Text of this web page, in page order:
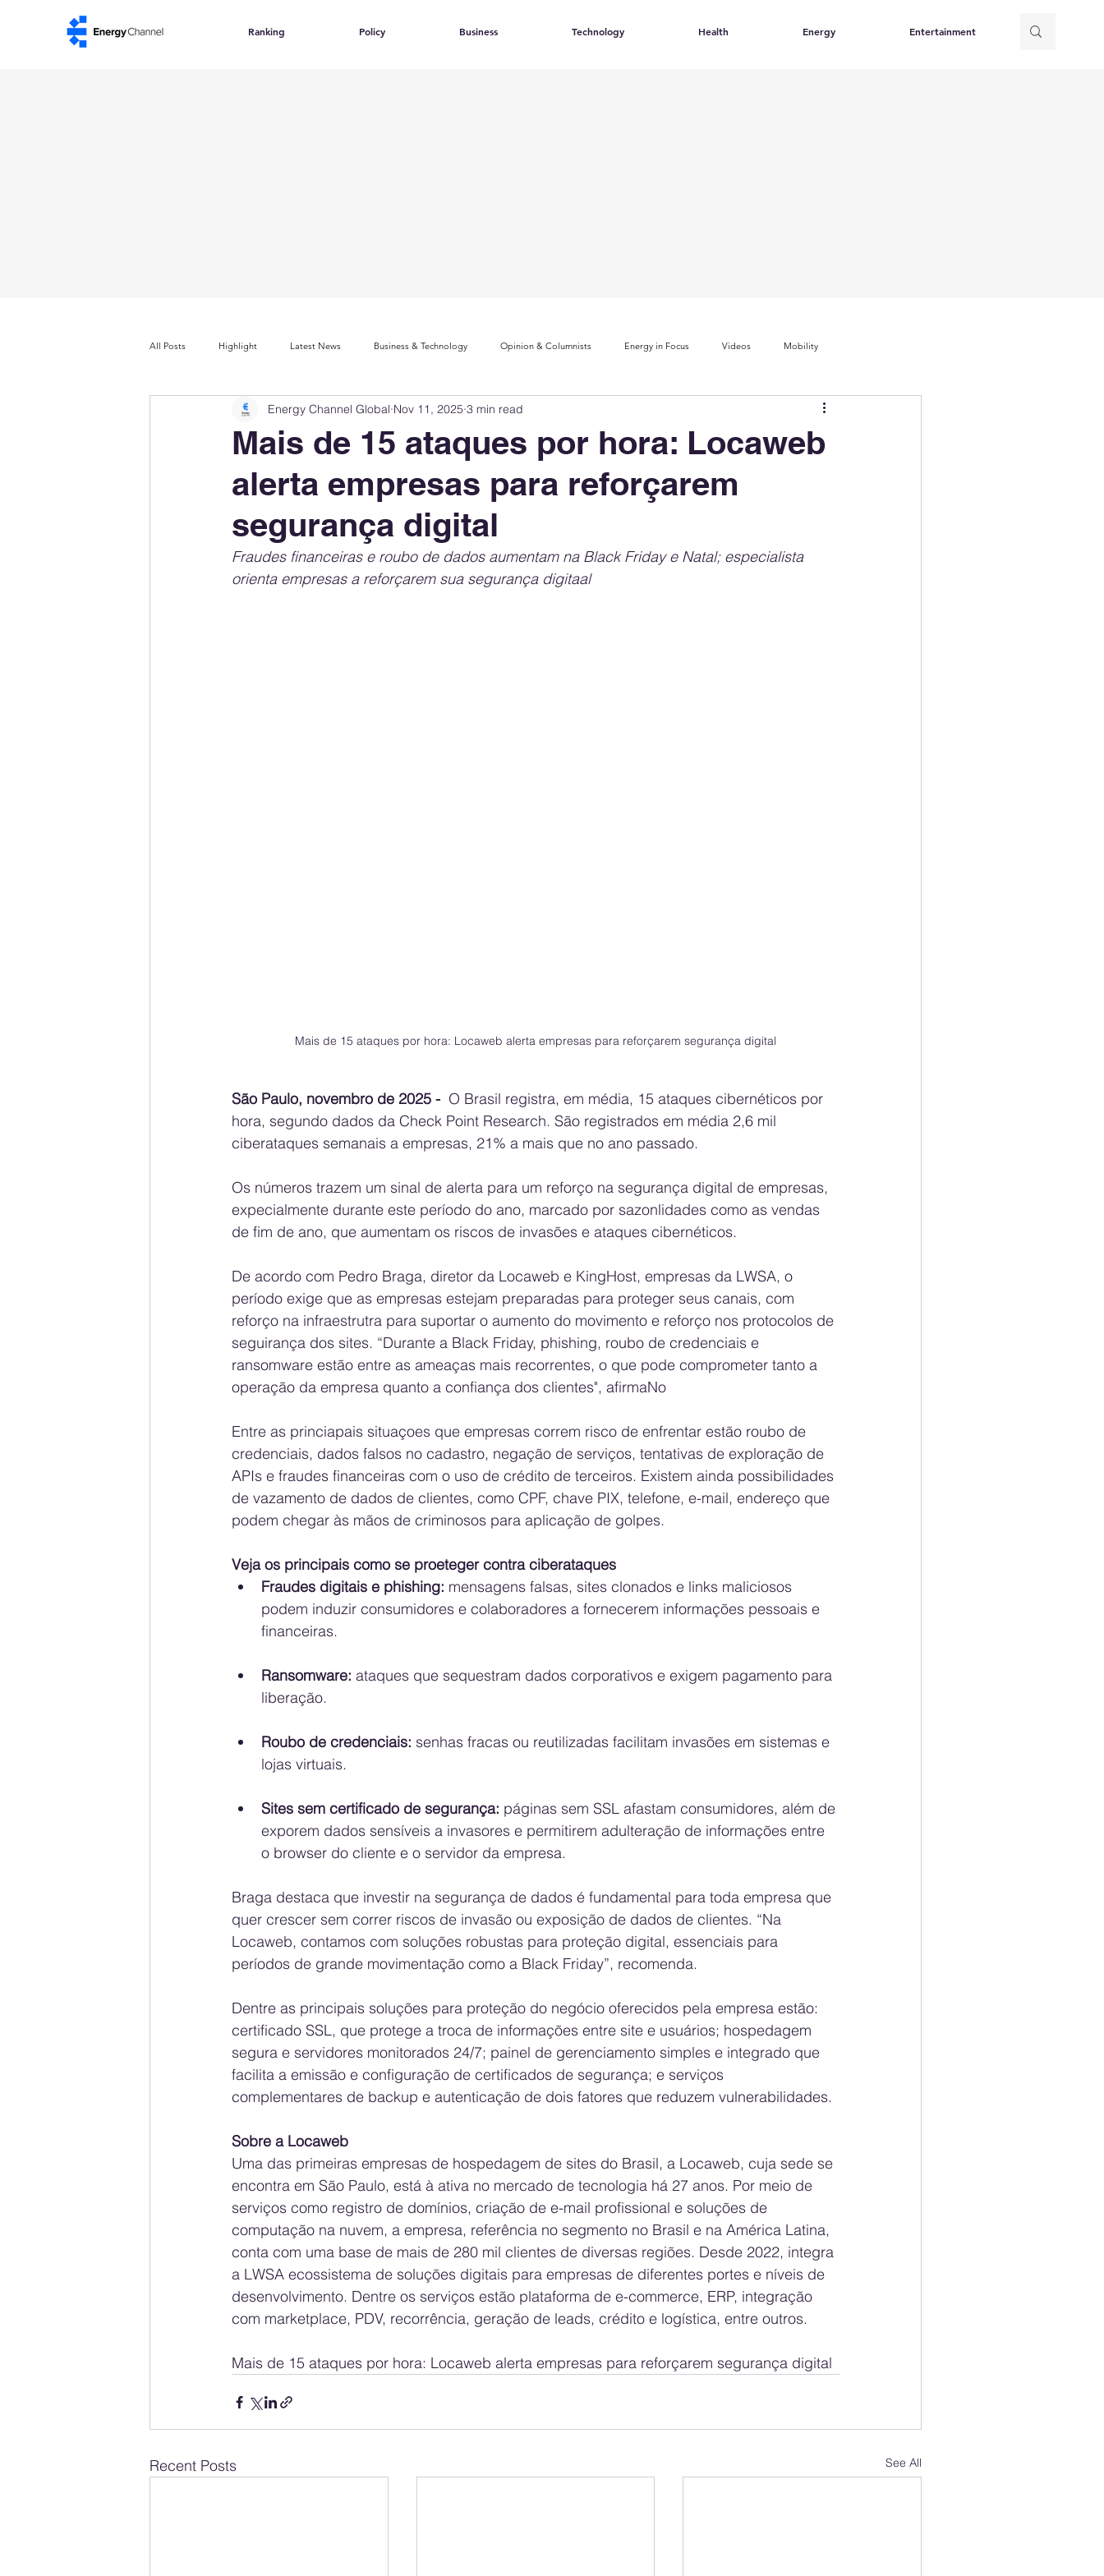
Ranking Policy Business Technology Health Energy Entertainment
All Posts Highlight Latest News Business & Technology Opinion & Columnists Energy in Focus Videos Mobility
Company Rankings Market Leaders Innovation Index Sustainability & ESG Index Electric Mobility Ranking
Energy Storage Ranking United States Policy Public Policy Energy Policy Brand Perception Consumer Choice
International Relations
Mais de 15 ataques por hora: Locaweb
alerta empresas para reforçarem
segurança digital
Energy Channel Global Nov 11, 2025 3 min read
Fraudes financeiras e roubo de dados aumentam na Black Friday e Natal; especialista
orienta empresas a reforçarem sua segurança digitaal
Mais de 15 ataques por hora: Locaweb alerta empresas para reforçarem segurança digital
São Paulo, novembro de 2025 - O Brasil registra, em média, 15 ataques cibernéticos por
hora, segundo dados da Check Point Research. São registrados em média 2,6 mil
ciberataques semanais a empresas, 21% a mais que no ano passado.
Os números trazem um sinal de alerta para um reforço na segurança digital de empresas,
expecialmente durante este período do ano, marcado por sazonlidades como as vendas
de fim de ano, que aumentam os riscos de invasões e ataques cibernéticos.
De acordo com Pedro Braga, diretor da Locaweb e KingHost, empresas da LWSA, o
período exige que as empresas estejam preparadas para proteger seus canais, com
reforço na infraestrutra para suportar o aumento do movimento e reforço nos protocolos de
seguirança dos sites. “Durante a Black Friday, phishing, roubo de credenciais e
ransomware estão entre as ameaças mais recorrentes, o que pode comprometer tanto a
operação da empresa quanto a confiança dos clientes", afirmaNo
Entre as princiapais situaçoes que empresas correm risco de enfrentar estão roubo de
credenciais, dados falsos no cadastro, negação de serviços, tentativas de exploração de
APIs e fraudes financeiras com o uso de crédito de terceiros. Existem ainda possibilidades
de vazamento de dados de clientes, como CPF, chave PIX, telefone, e-mail, endereço que
podem chegar às mãos de criminosos para aplicação de golpes.
Veja os principais como se proeteger contra ciberataques
Fraudes digitais e phishing: mensagens falsas, sites clonados e links maliciosos
podem induzir consumidores e colaboradores a fornecerem informações pessoais e
financeiras.
Ransomware: ataques que sequestram dados corporativos e exigem pagamento para
liberação.
Roubo de credenciais: senhas fracas ou reutilizadas facilitam invasões em sistemas e
lojas virtuais.
Sites sem certificado de segurança: páginas sem SSL afastam consumidores, além de
exporem dados sensíveis a invasores e permitirem adulteração de informações entre
o browser do cliente e o servidor da empresa.
Braga destaca que investir na segurança de dados é fundamental para toda empresa que
quer crescer sem correr riscos de invasão ou exposição de dados de clientes. “Na
Locaweb, contamos com soluções robustas para proteção digital, essenciais para
períodos de grande movimentação como a Black Friday”, recomenda.
Dentre as principais soluções para proteção do negócio oferecidos pela empresa estão:
certificado SSL, que protege a troca de informações entre site e usuários; hospedagem
segura e servidores monitorados 24/7; painel de gerenciamento simples e integrado que
facilita a emissão e configuração de certificados de segurança; e serviços
complementares de backup e autenticação de dois fatores que reduzem vulnerabilidades.
Sobre a Locaweb
Uma das primeiras empresas de hospedagem de sites do Brasil, a Locaweb, cuja sede se
encontra em São Paulo, está à ativa no mercado de tecnologia há 27 anos. Por meio de
serviços como registro de domínios, criação de e-mail profissional e soluções de
computação na nuvem, a empresa, referência no segmento no Brasil e na América Latina,
conta com uma base de mais de 280 mil clientes de diversas regiões. Desde 2022, integra
a LWSA ecossistema de soluções digitais para empresas de diferentes portes e níveis de
desenvolvimento. Dentre os serviços estão plataforma de e-commerce, ERP, integração
com marketplace, PDV, recorrência, geração de leads, crédito e logística, entre outros.
Mais de 15 ataques por hora: Locaweb alerta empresas para reforçarem segurança digital
Recent Posts See All